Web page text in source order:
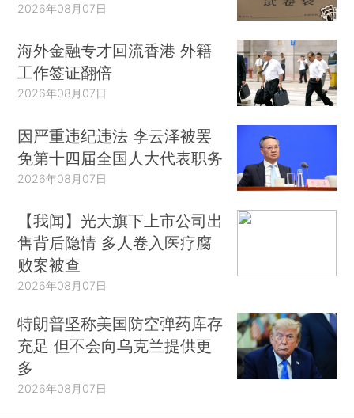
2026年08月07日
海外金融专才回流香港 外籍
工作签证翻倍
2026年08月07日
因严重违纪违法 李云泽被罢
免第十四届全国人大代表职务
2026年08月07日
【我闻】光大旗下上市公司出
售背后隐情 多人卷入医疗腐
败案被查
2026年08月07日
特朗普坚称美国防空弹药库存
充足 但不会向乌克兰提供更
多
2026年08月07日